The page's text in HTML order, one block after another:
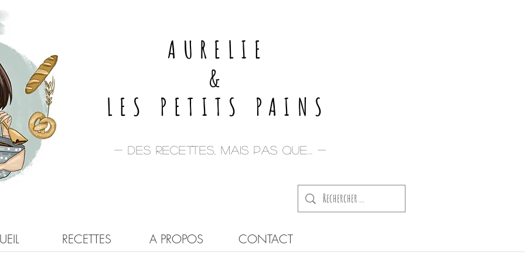
AURELIE
&
LES PETITS PAINS
- Des recettes, mais pas que... -
RECETTES A PROPOS CONTACT